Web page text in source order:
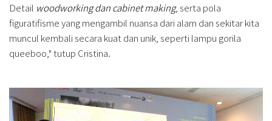
Detail woodworking dan cabinet making, serta pola
figuratifisme yang mengambil nuansa dari alam dan sekitar kita
muncul kembali secara kuat dan unik, seperti lampu gorila
queeboo," tutup Cristina.